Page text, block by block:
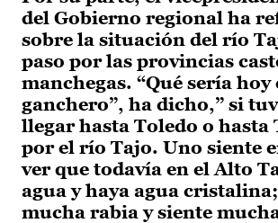
del Gobierno regional ha
sobre la situación del río
paso por las provincias
manchegas. “Qué sería
ganchero”, ha dicho,” si
llegar hasta Toledo o hasta
por el río Tajo. Uno siente
ver que todavía en el Alto
agua y haya agua
mucha rabia y siente